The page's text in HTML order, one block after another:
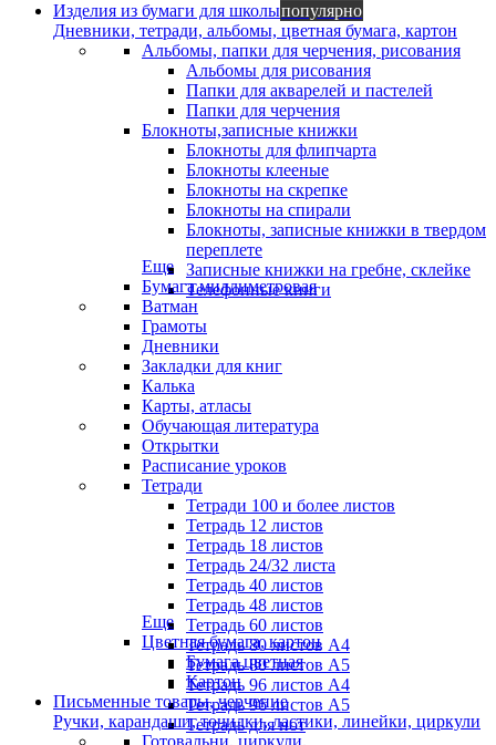
Изделия из бумаги для школыпопулярно
Дневники, тетради, альбомы, цветная бумага, картон
Альбомы, папки для черчения, рисования
Альбомы для рисования
Папки для акварелей и пастелей
Папки для черчения
Блокноты,записные книжки
Блокноты для флипчарта
Блокноты клееные
Блокноты на скрепке
Блокноты на спирали
Блокноты, записные книжки в твердом
переплете
Записные книжки на гребне, склейке
Телефонные книги
Еще
Бумага миллиметровая
Ватман
Грамоты
Дневники
Закладки для книг
Калька
Карты, атласы
Обучающая литература
Открытки
Расписание уроков
Тетради
Тетради 100 и более листов
Тетрадь 12 листов
Тетрадь 18 листов
Тетрадь 24/32 листа
Тетрадь 40 листов
Тетрадь 48 листов
Тетрадь 60 листов
Тетрадь 80 листов А4
Тетрадь 80 листов А5
Тетрадь 96 листов А4
Тетрадь 96 листов А5
Тетрадь для нот
Еще
Цветная бумага, картон
Бумага цветная
Картон
Письменные товары, черчение
Ручки, карандаши, точилки, ластики, линейки, циркули
Готовальни, циркули.